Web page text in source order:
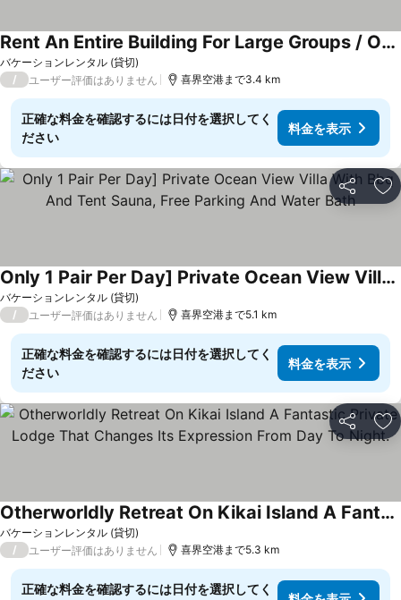
バケーションレンタル (貸切)
Rent An Entire Building For Large Groups / Oshima-gun Kagoshima
料金を表示
/ ユーザー評価はありません 喜界空港まで3.4 km
正確な料金を確認するには日付を選択してく
ださい
料金を表示
シェア お
バケーションレンタル (貸切)
Only 1 Pair Per Day] Private Ocean View Villa With Bbq And Tent Sauna, Free Parking And Water Bath
料金を表示
/ ユーザー評価はありません 喜界空港まで5.1 km
正確な料金を確認するには日付を選択してく
ださい
料金を表示
シェア お
バケーションレンタル (貸切)
Otherworldly Retreat On Kikai Island A Fantastic Private Lodge That Changes Its Expression From Day To Night.
料金を表示
/ ユーザー評価はありません 喜界空港まで5.3 km
正確な料金を確認するには日付を選択してく